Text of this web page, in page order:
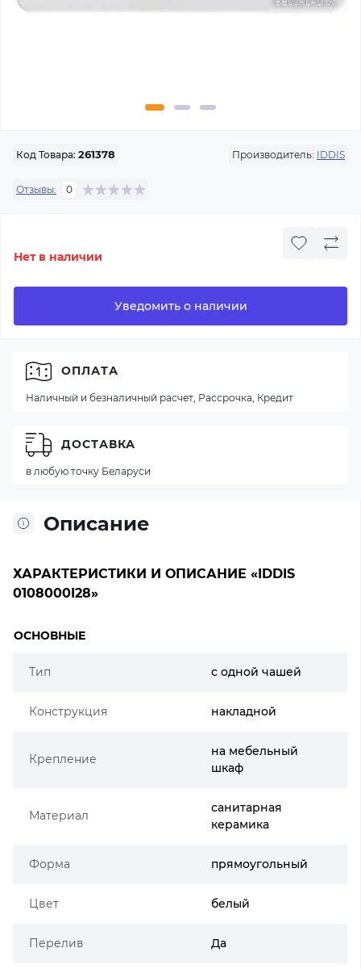
Код Товара: 261378 Производитель: IDDIS
Отзывы: 0
Нет в наличии
Уведомить о наличии
Описание
ХАРАКТЕРИСТИКИ И ОПИСАНИЕ «IDDIS
0108000I28»
ОСНОВНЫЕ
Тип с одной чашей
Конструкция накладной
Крепление
на мебельный
шкаф
Материал
санитарная
керамика
Форма прямоугольный
Цвет белый
Перелив Да
ОПЛАТА
Наличный и безналичный расчет, Рассрочка, Кредит
ДОСТАВКА
в любую точку Беларуси